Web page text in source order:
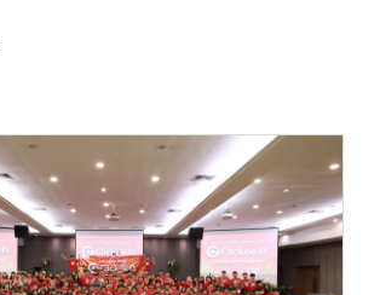
นอีกหนึ่งก้าวสำคัญของบริษัท คลิกเน็กซ์
พราะ Chatcone ของเรา คว้ารางวัล AI